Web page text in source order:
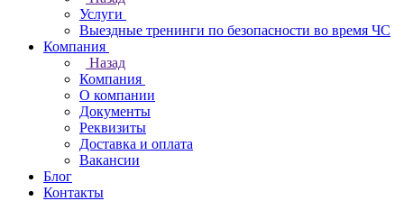
Услуги
Выездные тренинги по безопасности во время ЧС
Компания
Назад
Компания
О компании
Документы
Реквизиты
Доставка и оплата
Вакансии
Блог
Контакты